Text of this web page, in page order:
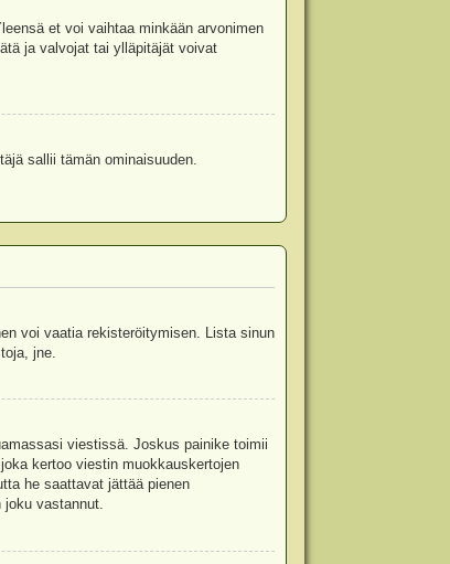
et voi vaihtaa minkään arvonimen
ja valvojat tai ylläpitäjät voivat
sallii tämän ominaisuuden.
voi vaatia rekisteröitymisen. Lista sinun
jne.
viestissä. Joskus painike toimii
kertoo viestin muokkauskertojen
he saattavat jättää pienen
joku vastannut.